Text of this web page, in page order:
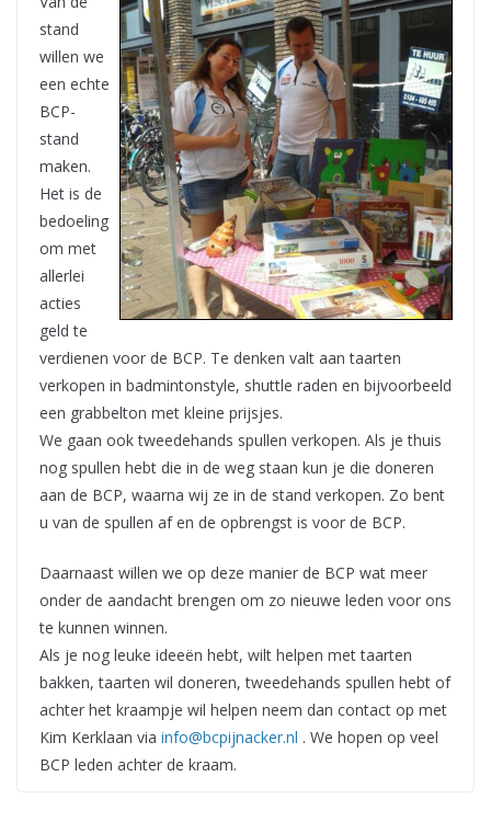
stand
willen we
een echte
BCP-
stand
maken.
Het is de
bedoeling
om met
allerlei
acties
geld te
verdienen voor de BCP. Te denken valt aan taarten
verkopen in badmintonstyle, shuttle raden en bijvoorbeeld
een grabbelton met kleine prijsjes.
We gaan ook tweedehands spullen verkopen. Als je thuis
nog spullen hebt die in de weg staan kun je die doneren
aan de BCP, waarna wij ze in de stand verkopen. Zo bent
u van de spullen af en de opbrengst is voor de BCP.
Daarnaast willen we op deze manier de BCP wat meer
onder de aandacht brengen om zo nieuwe leden voor ons
te kunnen winnen.
Als je nog leuke ideeën hebt, wilt helpen met taarten
bakken, taarten wil doneren, tweedehands spullen hebt of
achter het kraampje wil helpen neem dan contact op met
Kim Kerklaan via info@bcpijnacker.nl . We hopen op veel
BCP leden achter de kraam.